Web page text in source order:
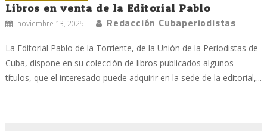
Libros en venta de la Editorial Pablo
noviembre 13, 2025 Redacción Cubaperiodistas
La Editorial Pablo de la Torriente, de la Unión de la Periodistas de
Cuba, dispone en su colección de libros publicados algunos
títulos, que el interesado puede adquirir en la sede de la editorial,...